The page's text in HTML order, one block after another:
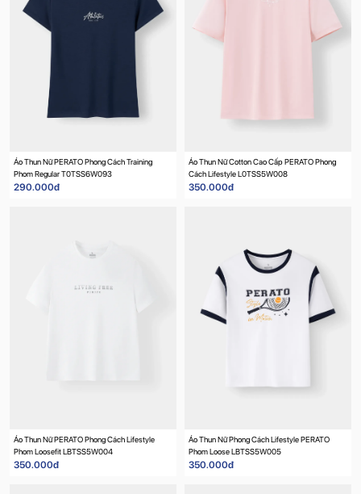
Áo Thun Nữ PERATO Phong Cách Training
Phom Regular T0TSS6W093
290.000đ
Áo Thun Nữ Cotton Cao Cấp PERATO Phong
Cách Lifestyle L0TSS5W008
350.000đ
Áo Thun Nữ PERATO Phong Cách Lifestyle
Phom Loosefit LBTSS5W004
350.000đ
Áo Thun Nữ Phong Cách Lifestyle PERATO
Phom Loose LBTSS5W005
350.000đ